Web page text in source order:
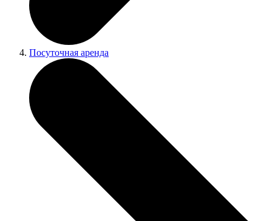
Посуточная аренда